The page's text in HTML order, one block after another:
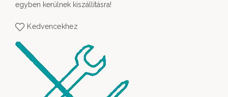
egyben kerülnek kiszállításra!
Kedvencekhez